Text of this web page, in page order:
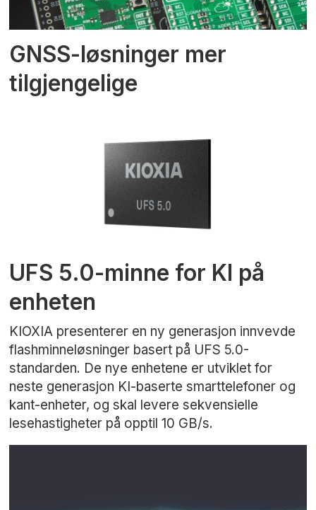
GNSS-løsninger mer
tilgjengelige
UFS 5.0-minne for KI på
enheten
KIOXIA presenterer en ny generasjon innvevde
flashminneløsninger basert på UFS 5.0-
standarden. De nye enhetene er utviklet for
neste generasjon KI-baserte smarttelefoner og
kant-enheter, og skal levere sekvensielle
lesehastigheter på opptil 10 GB/s.